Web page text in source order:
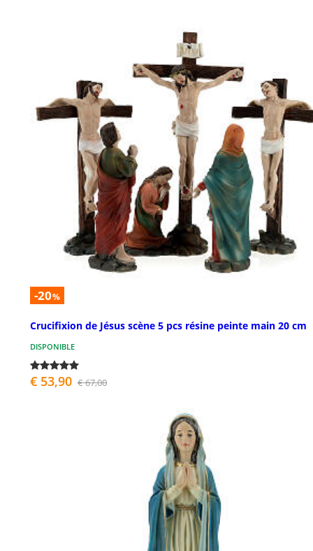
-20%
Crucifixion de Jésus scène 5 pcs résine peinte main 20 cm
DISPONIBLE
€ 53,90 € 67,00